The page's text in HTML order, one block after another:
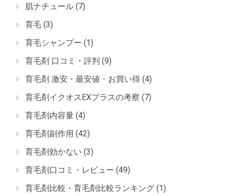
肌ナチュール (7)
育毛 (3)
育毛シャンプー (1)
育毛剤 口コミ・評判 (9)
育毛剤 激安・最安値・お買い得 (4)
育毛剤イクオスEXプラスの考察 (7)
育毛剤内容量 (4)
育毛剤副作用 (42)
育毛剤効かない (3)
育毛剤口コミ・レビュー (49)
育毛剤比較・育毛剤比較ランキング (1)